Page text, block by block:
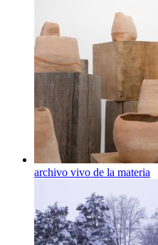
archivo vivo de la materia